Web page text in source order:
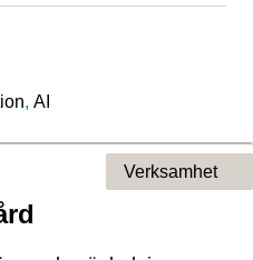
, AI
Verksamhet